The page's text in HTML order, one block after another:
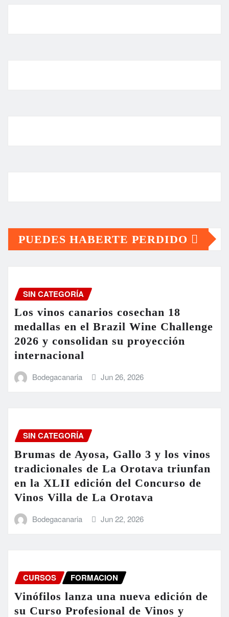
PUEDES HABERTE PERDIDO
SIN CATEGORÍA
Los vinos canarios cosechan 18
medallas en el Brazil Wine Challenge
2026 y consolidan su proyección
internacional
Bodegacanaria Jun 26, 2026
SIN CATEGORÍA
Brumas de Ayosa, Gallo 3 y los vinos
tradicionales de La Orotava triunfan
en la XLII edición del Concurso de
Vinos Villa de La Orotava
Bodegacanaria Jun 22, 2026
CURSOS FORMACION
Vinófilos lanza una nueva edición de
su Curso Profesional de Vinos y